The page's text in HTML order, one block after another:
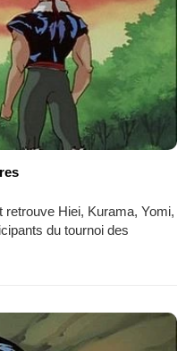
Hiei, Kurama, Yomi,
du tournoi des